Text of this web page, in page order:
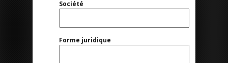
Société
Forme juridique